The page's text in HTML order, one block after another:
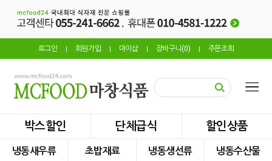
로그인 회원가입 마이샵 장바구니(0) 주문조회
박스할인 단체급식 할인상품
냉동새우류 초밥재료 냉동생선류 냉동수산물